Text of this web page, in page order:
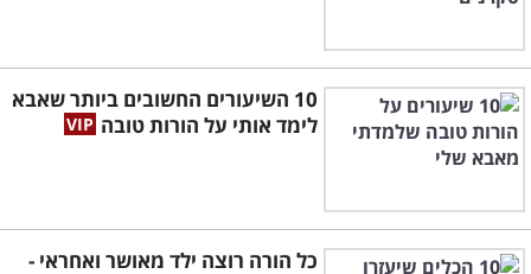
10 השיעורים החשובים ביותר שאבא
לימד אותי על הורות טובה
כל הורה רוצה ילד מאושר ואחראי -